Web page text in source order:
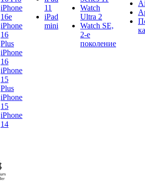
iPhone
16e
iPhone
16
Plus
iPhone
16
iPhone
15
Plus
iPhone
15
iPhone
14
11
iPad
mini
Watch
Ultra 2
Watch SE,
2-е
поколение